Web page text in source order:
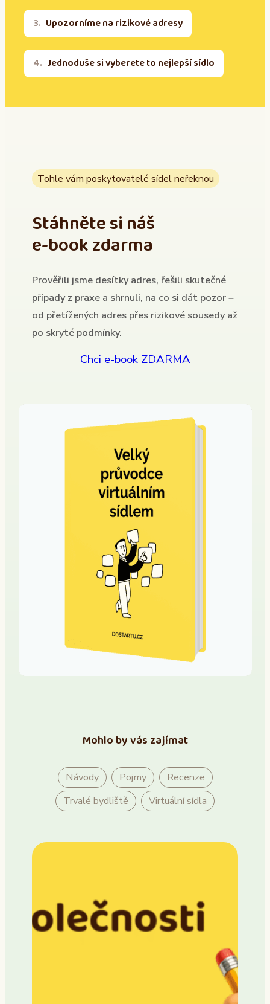
Upozorníme na rizikové adresy
Jednoduše si vyberete to nejlepší sídlo
Tohle vám poskytovatelé sídel neřeknou
Stáhněte si náš
e-book zdarma
Prověřili jsme desítky adres, řešili skutečné
případy z praxe a shrnuli, na co si dát pozor –
od přetížených adres přes rizikové sousedy až
po skryté podmínky.
Chci e-book ZDARMA
Mohlo by vás zajímat
Návody Pojmy
Recenze
Trvalé bydliště
Virtuální sídla